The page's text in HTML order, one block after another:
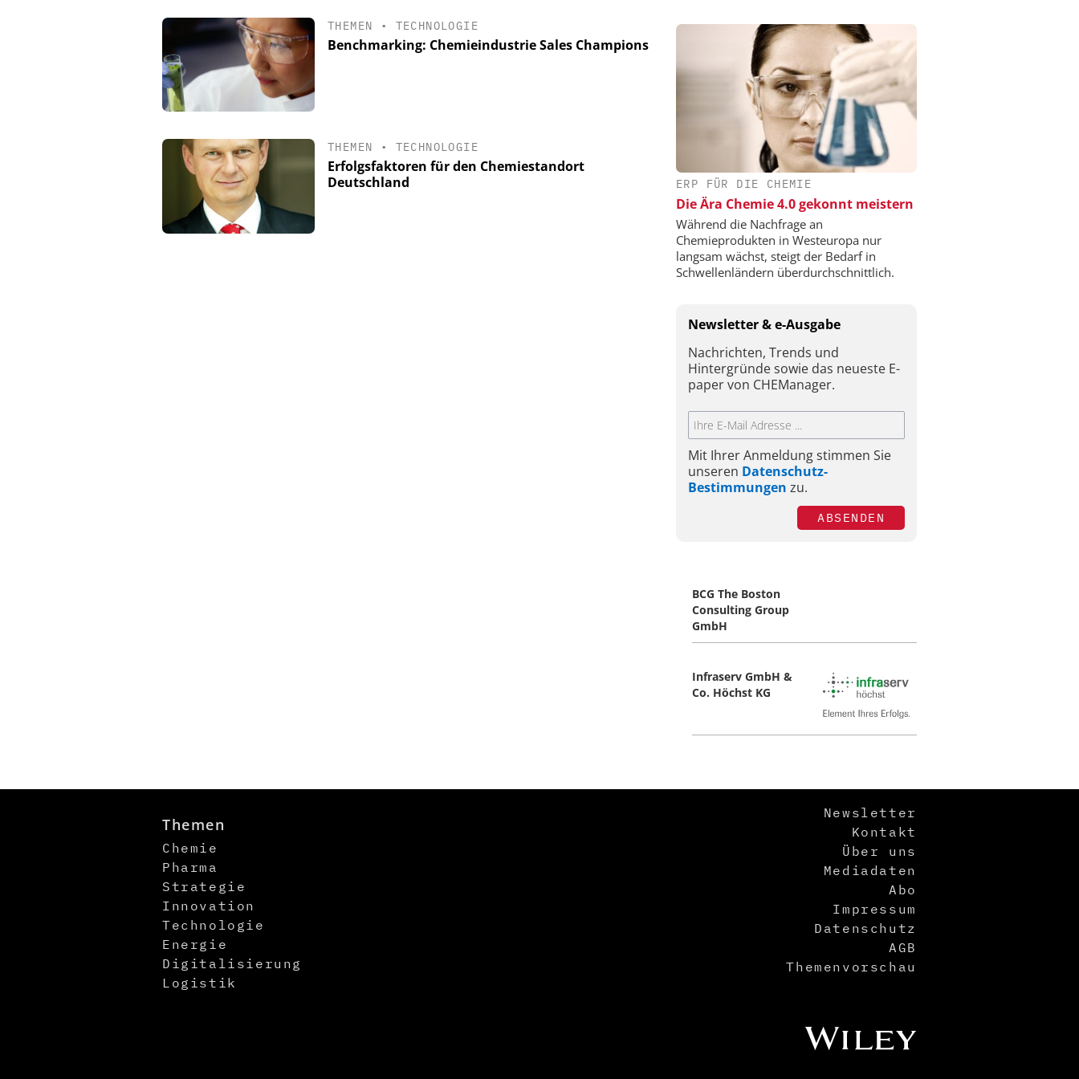
THEMEN • TECHNOLOGIE
Benchmarking: Chemieindustrie Sales Champions
THEMEN • TECHNOLOGIE
Erfolgsfaktoren für den Chemiestandort
Deutschland
ERP FÜR DIE CHEMIE
Die Ära Chemie 4.0 gekonnt meistern
Während die Nachfrage an
Chemieprodukten in Westeuropa nur
langsam wächst, steigt der Bedarf in
Schwellenländern überdurchschnittlich.
Newsletter & e-Ausgabe
Nachrichten, Trends und
Hintergründe sowie das neueste E-
paper von CHEManager.
Mit Ihrer Anmeldung stimmen Sie
unseren Datenschutz-
Bestimmungen zu.
ABSENDEN
BCG The Boston
Consulting Group
GmbH
Infraserv GmbH &
Co. Höchst KG
Themen
Chemie
Pharma
Strategie
Innovation
Technologie
Energie
Digitalisierung
Logistik
Newsletter
Kontakt
Über uns
Mediadaten
Abo
Impressum
Datenschutz
AGB
Themenvorschau